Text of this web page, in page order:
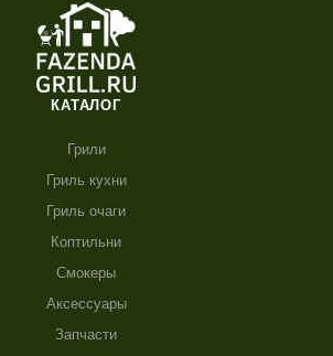
КАТАЛОГ
Грили
Гриль кухни
Гриль очаги
Коптильни
Смокеры
Аксессуары
Запчасти